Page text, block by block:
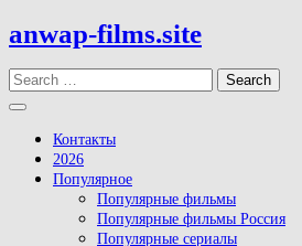
Skip
to
content
anwap-films.site
Search
Open
Button
Контакты
2026
Популярное
Популярные фильмы
Популярные фильмы Россия
Популярные сериалы